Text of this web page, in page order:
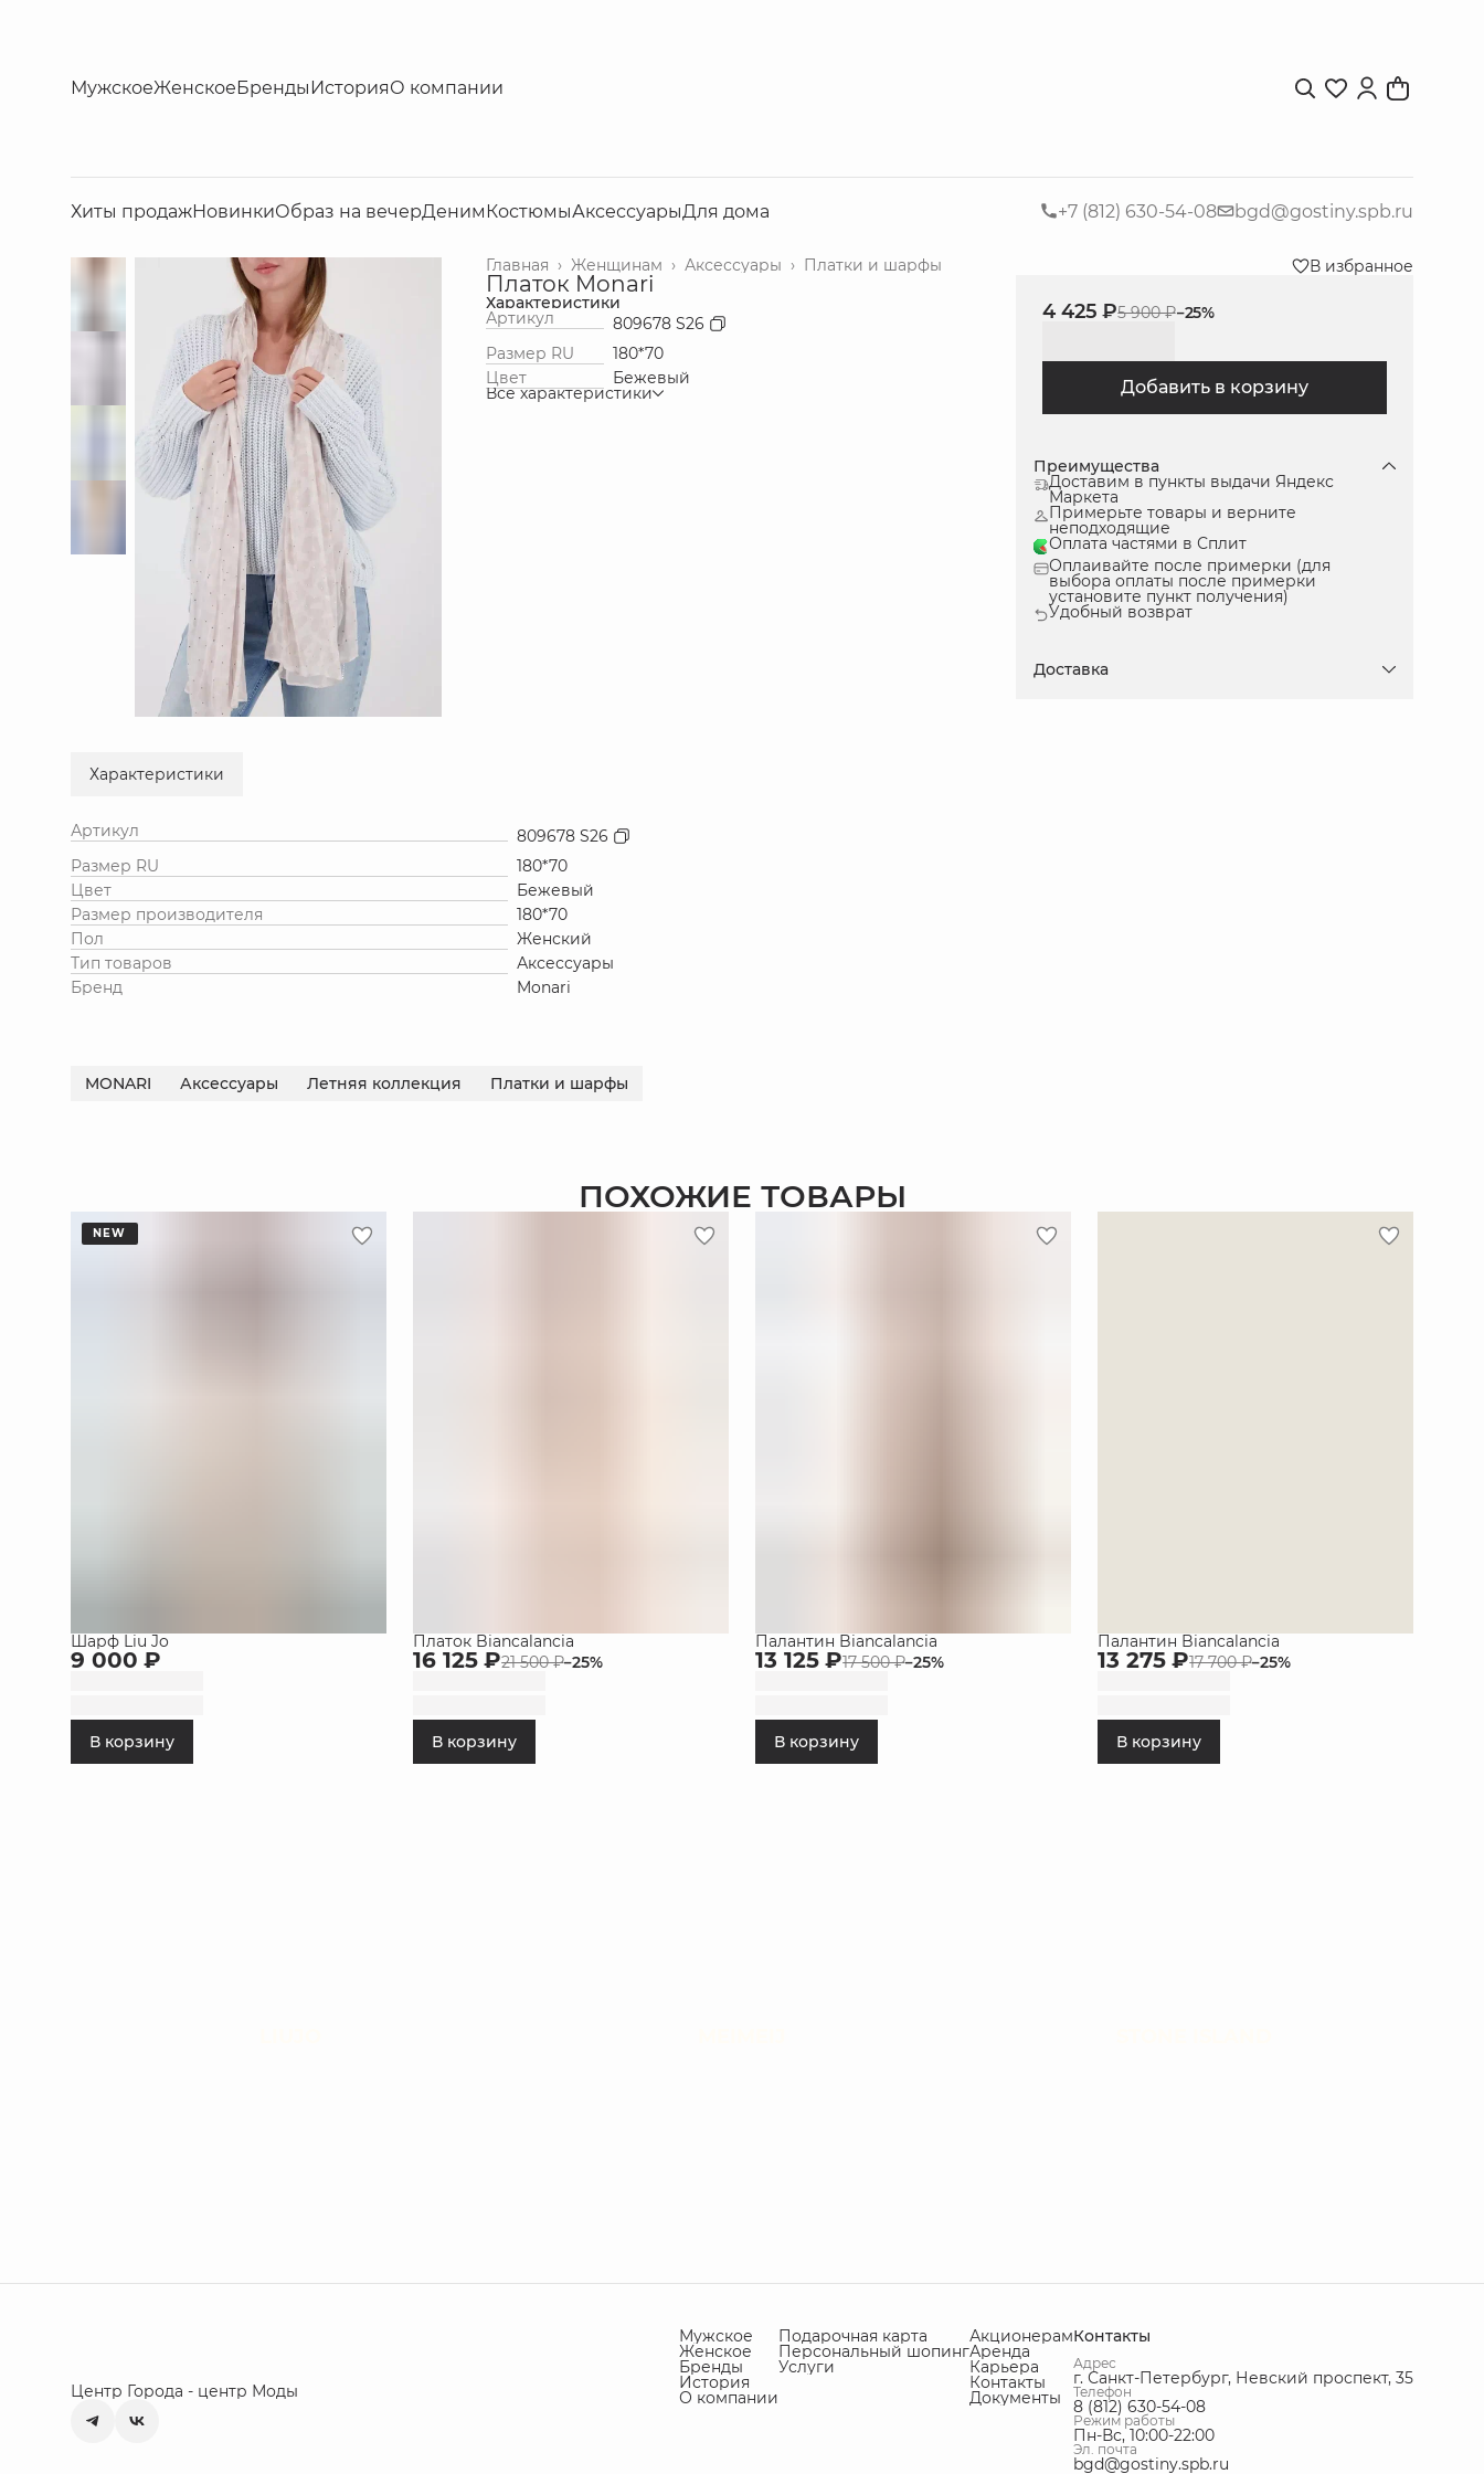
МужскоеЖенскоеБрендыИсторияО компании
Хиты продажНовинкиОбраз на вечерДенимКостюмыАксессуарыДля дома +7 (812) 630-54-08 bgd@gostiny.spb.ru
Платки и шарфы
Аксессуары ›
Женщинам ›
Главная ›
Платок Monari
Характеристики
Артикул
809678 S26
Размер RU
180*70
Цвет
Бежевый
Все характеристики
В избранное
4 425 ₽5 900 ₽−25%
Добавить в корзину
Преимущества
Доставим в пункты выдачи Яндекс
Маркета
Примерьте товары и верните
неподходящие
Оплата частями в Сплит
Оплаивайте после примерки (для
выбора оплаты после примерки
установите пункт получения)
Удобный возврат
Доставка
Характеристики
Артикул
809678 S26
Размер RU
180*70
Цвет
Бежевый
Размер производителя
180*70
Пол
Женский
Тип товаров
Аксессуары
Бренд
Monari
MONARI Аксессуары Летняя коллекция Платки и шарфы
ПОХОЖИЕ ТОВАРЫ
NEW
Шарф Liu Jo
9 000 ₽
В корзину
Платок Biancalancia
16 125 ₽21 500 ₽−25%
В корзину
Палантин Biancalancia
13 125 ₽17 500 ₽−25%
В корзину
Палантин Biancalancia
13 275 ₽17 700 ₽−25%
В корзину
Центр Города - центр Моды
Мужское
Женское
Бренды
История
О компании
Подарочная карта
Персональный шопинг
Услуги
Акционерам
Аренда
Карьера
Контакты
Документы
Контакты
Адрес
г. Санкт-Петербург, Невский проспект, 35
Телефон
8 (812) 630-54-08
Режим работы
Пн-Вс, 10:00-22:00
Эл. почта
bgd@gostiny.spb.ru